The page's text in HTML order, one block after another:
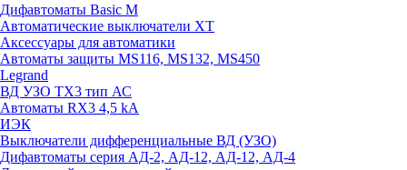
Дифавтоматы Basic M
Автоматические выключатели XT
Аксессуары для автоматики
Автоматы защиты MS116, MS132, MS450
Legrand
ВД УЗО TX3 тип АС
Автоматы RX3 4,5 kA
ИЭК
Выключатели дифференциальные ВД (УЗО)
Дифавтоматы серия АД-2, АД-12, АД-12, АД-4